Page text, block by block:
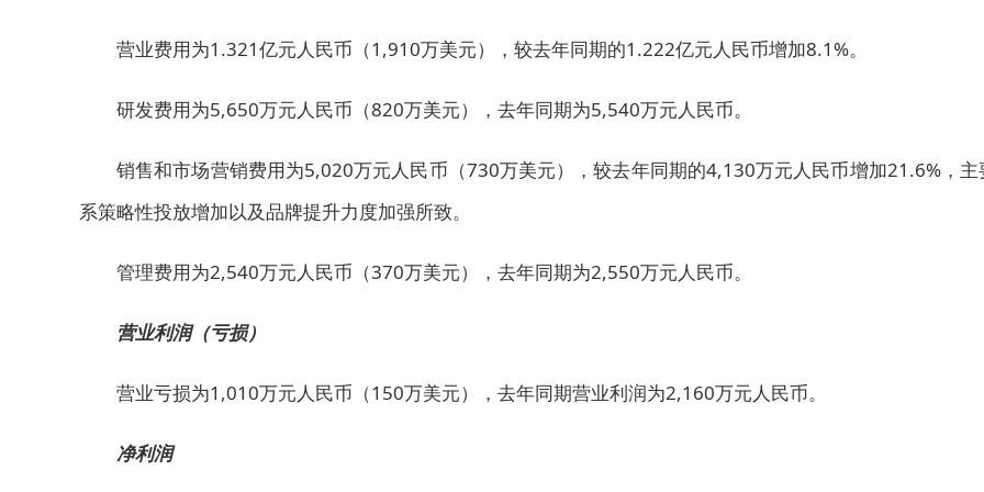
营业费用为1.321亿元人民币（1,910万美元），较去年同期的1.222亿元人民币增加8.1%。
研发费用为5,650万元人民币（820万美元），去年同期为5,540万元人民币。
销售和市场营销费用为5,020万元人民币（730万美元），较去年同期的4,130万元人民币增加21.6%，主
系策略性投放增加以及品牌提升力度加强所致。
管理费用为2,540万元人民币（370万美元），去年同期为2,550万元人民币。
营业利润（亏损）
营业亏损为1,010万元人民币（150万美元），去年同期营业利润为2,160万元人民币。
净利润